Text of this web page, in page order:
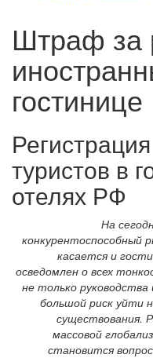
Штраф за
гостинице
туристов в
отелях РФ
На
конкурентоспособный
касается и
осведомлен о всех
не только
большой риск уйти
существования.
массовой
становится